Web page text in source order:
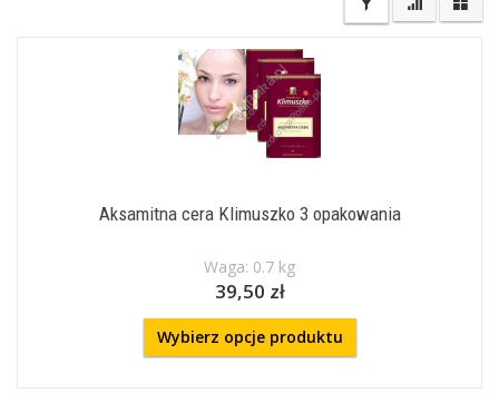
Aksamitna cera Klimuszko 3 opakowania
Waga: 0.7 kg
39,50 zł
Wybierz opcje produktu